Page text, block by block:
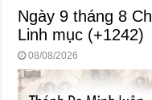
Ngày 9 tháng 8
Linh mục (+1242)
08/08/2026